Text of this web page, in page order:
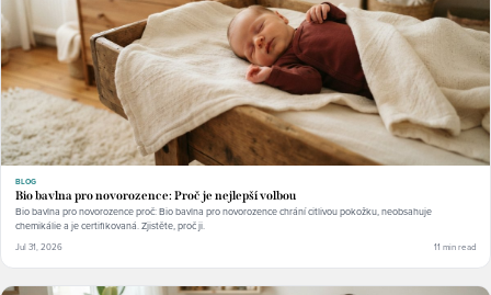
BLOG
Bio bavlna pro novorozence: Proč je nejlepší volbou
Bio bavlna pro novorozence proč: Bio bavlna pro novorozence chrání citlivou pokožku, neobsahuje
chemikálie a je certifikovaná. Zjistěte, proč ji.
Jul 31, 2026 11 min read